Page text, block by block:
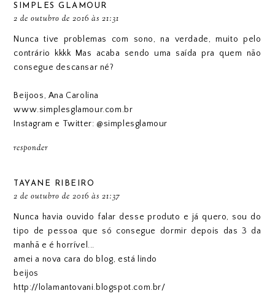
SIMPLES GLAMOUR
2 de outubro de 2016 às 21:31
Nunca tive problemas com sono, na verdade, muito pelo
contrário kkkk Mas acaba sendo uma saída pra quem não
consegue descansar né?
Beijoos, Ana Carolina
www.simplesglamour.com.br
Instagram e Twitter: @simplesglamour
responder
TAYANE RIBEIRO
2 de outubro de 2016 às 21:37
Nunca havia ouvido falar desse produto e já quero, sou do
tipo de pessoa que só consegue dormir depois das 3 da
manhã e é horrível...
amei a nova cara do blog, está lindo
beijos
http://lolamantovani.blogspot.com.br/